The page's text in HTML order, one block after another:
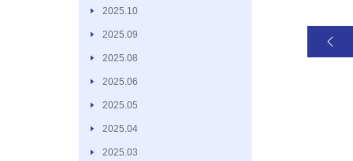
2025.10
2025.09
2025.08
2025.06
2025.05
2025.04
2025.03